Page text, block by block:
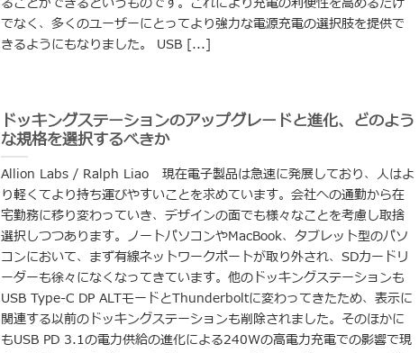
でなく、多くのユーザーにとってより強力な電源充電の選択肢を提供で
きるようにもなりました。 USB [...]
ドッキングステーションのアップグレードと進化、どのよう
な規格を選択するべきか
Allion Labs / Ralph Liao 現在電子製品は急速に発展しており、人はよ
り軽くてより持ち運びやすいことを求めています。会社への通勤から在
宅勤務に移り変わっていき、デザインの面でも様々なことを考慮し取捨
選択しつつあります。ノートパソコンやMacBook、タブレット型のパソ
コンにおいて、まず有線ネットワークポートが取り外され、SDカードリ
ーダーも徐々になくなってきています。他のドッキングステーションも
USB Type-C DP ALTモードとThunderboltに変わってきたため、表示に
関連する以前のドッキングステーションも削除されました。そのほかに
もUSB PD 3.1の電力供給の進化による240Wの高電力充電での影響で現